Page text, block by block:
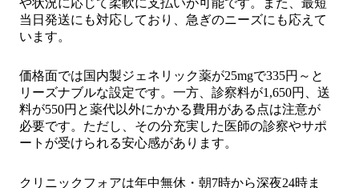
当日発送にも対応しており、急ぎのニーズにも応えて
います。
価格面では国内製ジェネリック薬が25mgで335円～と
リーズナブルな設定です。一方、診察料が1,650円、送
料が550円と薬代以外にかかる費用がある点は注意が
必要です。ただし、その分充実した医師の診察やサポ
ートが受けられる安心感があります。
クリニックフォアは年中無休・朝7時から深夜24時ま